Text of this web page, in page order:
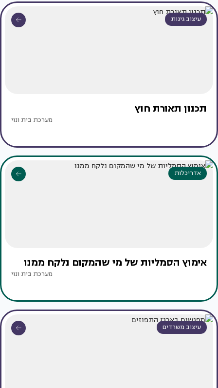
עיצוב גינות
תכנון תאורת חוץ
מערכת בית ונוי
אדריכלות
אימוץ הסמליות של מי שהמקום נלקח ממנו
מערכת בית ונוי
עיצוב משרדים